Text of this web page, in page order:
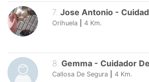
7. Jose Antonio -
Orihuela 4 Km.
8. Gemma - Cuidador
Callosa De Segura 4 Km.